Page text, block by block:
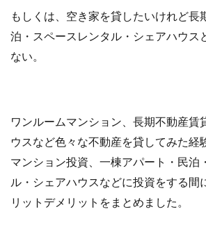
もしくは、空き家を貸したいけれど長
泊・スペースレンタル・シェアハウス
ない。
ワンルームマンション、長期不動産賃
ウスなど色々な不動産を貸してみた経
マンション投資、 一棟アパート・民泊
ル・シェアハウスなどに投資をする間
リットデメリットをまとめました。